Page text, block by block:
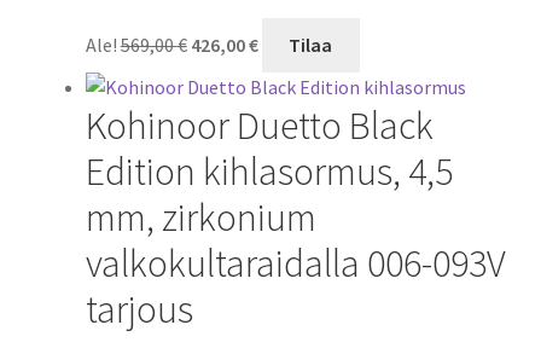
Ale!569,00€
hinta
oli:
569,00 €.
426,00€
on:
426,00 €.
Tilaa
Kohinoor Duetto Black
Edition kihlasormus, 4,5
mm, zirkonium
valkokultaraidalla 006-093V
tarjous